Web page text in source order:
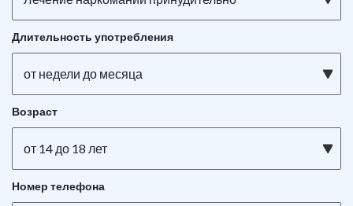
Длительность употребления
от недели до месяца
Возраст
от 14 до 18 лет
Номер телефона